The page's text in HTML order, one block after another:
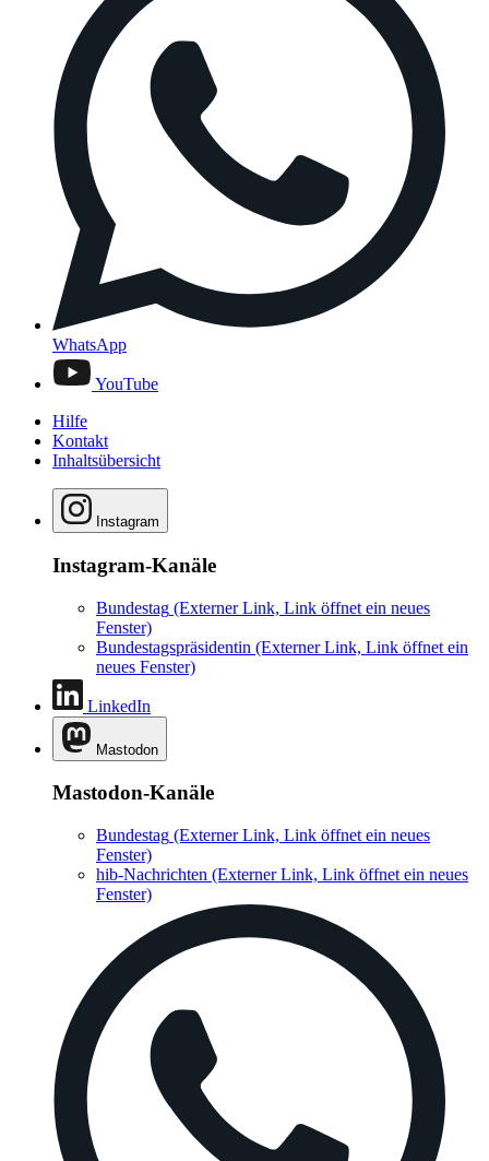
WhatsApp
YouTube
Hilfe
Kontakt
Inhaltsübersicht
Instagram
Instagram-Kanäle
Bundestag (Externer Link, Link öffnet ein neues
Fenster)
Bundestagspräsidentin (Externer Link, Link öffnet ein
neues Fenster)
LinkedIn
Mastodon
Mastodon-Kanäle
Bundestag (Externer Link, Link öffnet ein neues
Fenster)
hib-Nachrichten (Externer Link, Link öffnet ein neues
Fenster)